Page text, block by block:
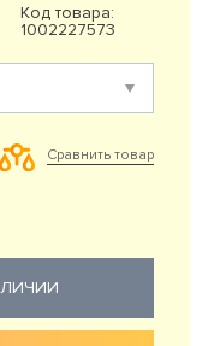
Код товара:
1002227573
Сравнить товар